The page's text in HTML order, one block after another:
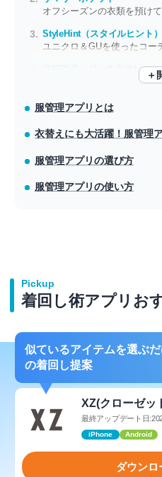
オフシーズンの衣類を預け
StyleHint（スタイルヒント）
JUSCLO（ジャスクロ）
所持数、平均購入額、ブラ
＋
服管理アプリとは
衣替えにも大活躍！服管理
服管理アプリの選び方
服管理アプリの使い方
Pickup
着回し術アプリお
似ているアイテムを選ぶ
の着回し提案
XZ(クローゼッ
最終アップデート日
iPhone Android
ダウンロ